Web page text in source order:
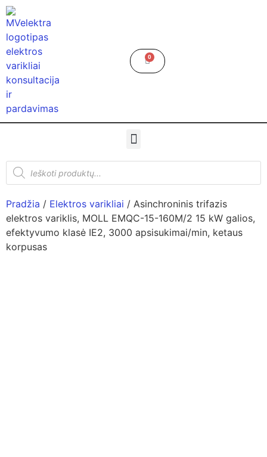
0
Pradžia / Elektros varikliai / Asinchroninis trifazis
elektros variklis, MOLL EMQC-15-160M/2 15 kW galios,
efektyvumo klasė IE2, 3000 apsisukimai/min, ketaus
korpusas